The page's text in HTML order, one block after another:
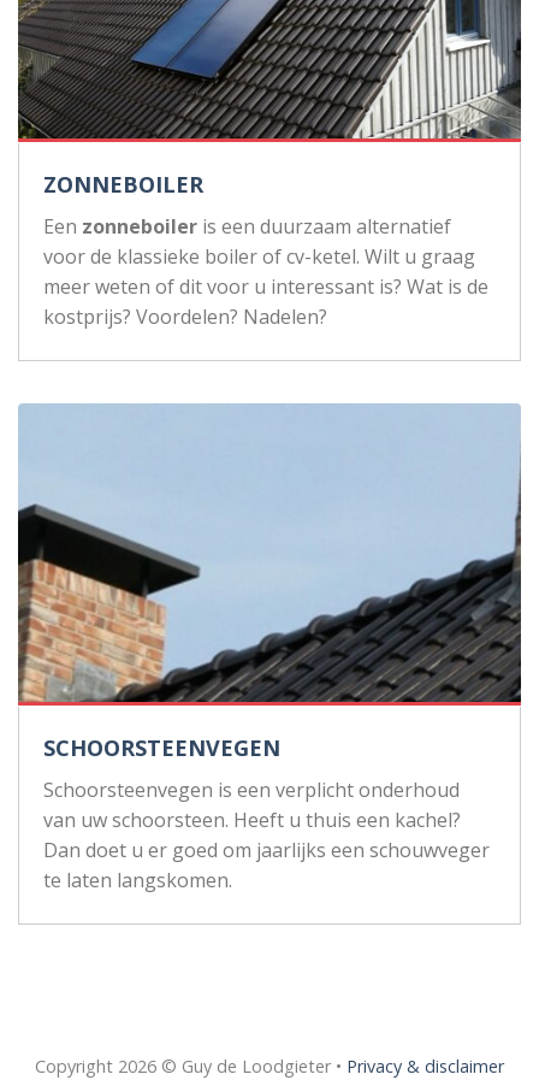
ZONNEBOILER
Een zonneboiler is een duurzaam alternatief
voor de klassieke boiler of cv-ketel. Wilt u graag
meer weten of dit voor u interessant is? Wat is de
kostprijs? Voordelen? Nadelen?
SCHOORSTEENVEGEN
Schoorsteenvegen is een verplicht onderhoud
van uw schoorsteen. Heeft u thuis een kachel?
Dan doet u er goed om jaarlijks een schouwveger
te laten langskomen.
Copyright 2026 © Guy de Loodgieter • Privacy & disclaimer